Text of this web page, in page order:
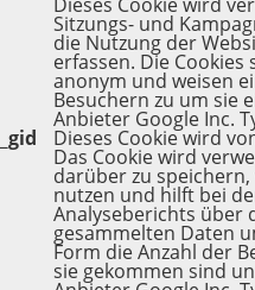
Sitzungs- und
die Nutzung der
erfassen. Die
anonym und weisen
Besuchern zu um sie
Anbieter Google Inc.
_gid Dieses Cookie wird
Das Cookie wird
darüber zu
nutzen und hilft bei
Analyseberichts über
gesammelten Daten
Form die Anzahl der
sie gekommen sind